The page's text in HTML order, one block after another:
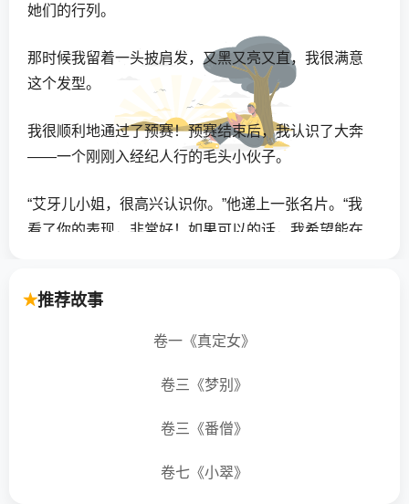
她们的行列。
那时候我留着一头披肩发，又黑又亮又直，我很满意
这个发型。
我很顺利地通过了预赛！预赛结束后，我认识了大奔
——一个刚刚入经纪人行的毛头小伙子。
“艾牙儿小姐，很高兴认识你。”他递上一张名片。“我
看了你的表现，非常好！如果可以的话，我希望能在
“出道？”我有点受宠若惊。我发现大奔双眼放光，他的
这时，传来了汽车喇叭声。专程开车为我保驾护航的
“你一定会成功的！到时候千万让我当你的经纪人啊，
推荐故事
卷一《真定女》
卷三《梦别》
卷三《番僧》
卷七《小翠》